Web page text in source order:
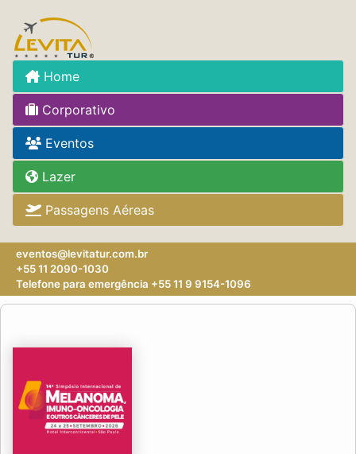
Home
Corporativo
Eventos
Lazer
Passagens Aéreas
eventos@levitatur.com.br
+55 11 2090-1030
Telefone para emergência +55 11 9 9154-1096‬